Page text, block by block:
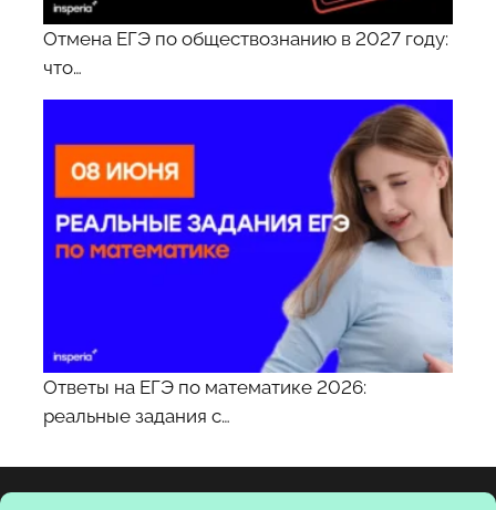
Отмена ЕГЭ по обществознанию в 2027 году:
что…
Ответы на ЕГЭ по математике 2026:
реальные задания с…